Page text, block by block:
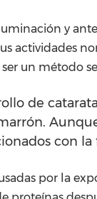
y
actividades
ser un método
de
con
por la